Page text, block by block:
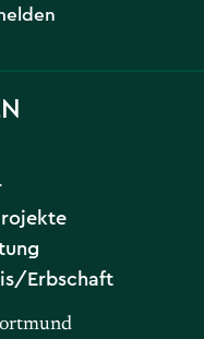
Erbschaft